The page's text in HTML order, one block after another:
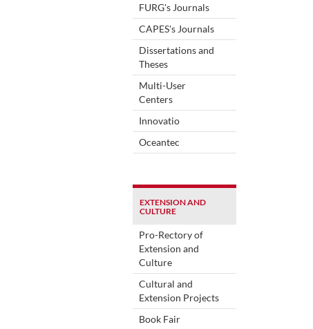
FURG's Journals
CAPES's Journals
Dissertations and
Theses
Multi-User
Centers
Innovatio
Oceantec
EXTENSION AND
CULTURE
Pro-Rectory of
Extension and
Culture
Cultural and
Extension Projects
Book Fair